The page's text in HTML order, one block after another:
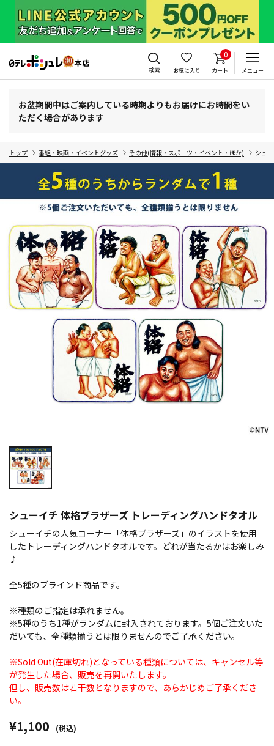
検索 お気に入り
0
カート メニュー
お盆期間中はご案内している時期よりもお届けにお時間をい
ただく場合があります
トップ 番組・映画・イベントグッズ その他(情報・スポーツ・イベント・ほか) シュ
シューイチ 体格ブラザーズ トレーディングハンドタオル
シューイチの人気コーナー「体格ブラザーズ」のイラストを使用
したトレーディングハンドタオルです。どれが当たるかはお楽しみ
♪
全5種のブラインド商品です。
※種類のご指定は承れません。
※5種のうち1種がランダムに封入されております。5個ご注文いた
だいても、全種類揃うとは限りませんのでご了承ください。
※Sold Out(在庫切れ)となっている種類については、キャンセル等
が発生した場合、販売を再開いたします。
但し、販売数は若干数となりますので、あらかじめご了承くださ
い。
¥1,100 (税込)